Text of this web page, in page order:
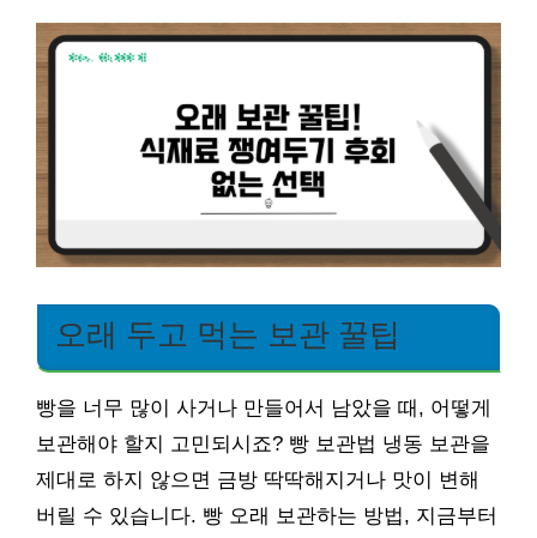
오래 두고 먹는 보관 꿀팁
빵을 너무 많이 사거나 만들어서 남았을 때, 어떻게
보관해야 할지 고민되시죠? 빵 보관법 냉동 보관을
제대로 하지 않으면 금방 딱딱해지거나 맛이 변해
버릴 수 있습니다. 빵 오래 보관하는 방법, 지금부터